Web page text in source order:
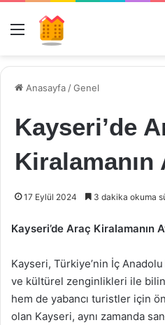
Menü
Anasayfa /Genel
Kayseri’de
Kiralamanın
17 Eylül 2024 3 dakika okuma
Kayseri’de Araç Kiralamanın
Kayseri, Türkiye’nin İç
ve kültürel zenginlikleri ile
hem de yabancı turistler için
olan Kayseri, aynı zamanda